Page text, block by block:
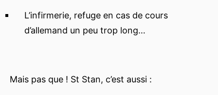
L’infirmerie, refuge en cas de cours
d’allemand un peu trop long…
Mais pas que ! St Stan, c’est aussi :